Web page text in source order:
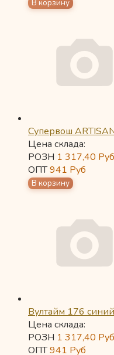
Супервош
Цена склада:
РОЗН 1 317,40 Руб
ОПТ941 Руб
Вултайм 176 синий
Цена склада:
РОЗН 1 317,40 Руб
ОПТ941 Руб